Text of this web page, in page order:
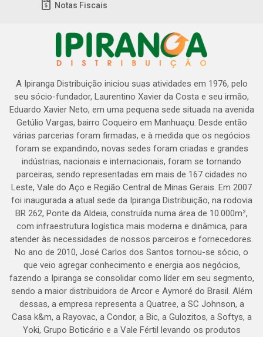
Notas Fiscais
A Ipiranga Distribuição iniciou suas atividades em 1976, pelo
seu sócio-fundador, Laurentino Xavier da Costa e seu irmão,
Eduardo Xavier Neto, em uma pequena sede situada na avenida
Getúlio Vargas, bairro Coqueiro em Manhuaçu. Desde então
várias parcerias foram firmadas, e à medida que os negócios
foram se expandindo, novas sedes foram criadas e grandes
indústrias, nacionais e internacionais, foram se tornando
parceiras, sendo representadas em mais de 167 cidades no
Leste, Vale do Aço e Região Central de Minas Gerais. Em 2007
foi inaugurada a atual sede da Ipiranga Distribuição, na rodovia
BR 262, Ponte da Aldeia, construída numa área de 10.000m²,
com infraestrutura logística mais moderna e dinâmica, para
atender às necessidades de nossos parceiros e fornecedores.
No ano de 2010, José Carlos dos Santos tornou-se sócio, o
que veio agregar conhecimento e energia aos negócios,
fazendo a Ipiranga se consolidar como líder em seu segmento,
sendo a maior distribuidora de Arcor e Aymoré do Brasil. Além
dessas, a empresa representa a Quatree, a SC Johnson, a
Casa k&m, a Rayovac, a Condor, a Bic, a Gulozitos, a Softys, a
Yoki, Grupo Boticário e a Vale Fértil levando os produtos